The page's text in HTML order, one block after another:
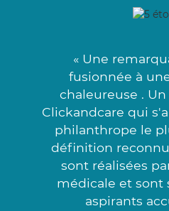
« Une
fusionnée à
chaleureuse .
Clickandcare qui
philanthrope le
définition
sont réalisées
médicale et sont
aspirants